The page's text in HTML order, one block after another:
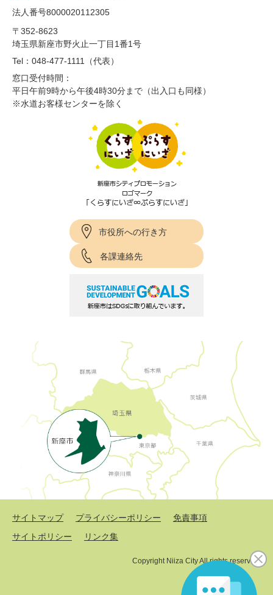
法人番号8000020112305
〒352-8623
埼玉県新座市野火止一丁目1番1号
Tel：048-477-1111（代表）
窓口受付時間：
平日午前9時から午後4時30分まで（出入口も同様）
※水道お客様センターを除く
市役所への行き方
各課連絡先
サイトマップ プライバシーポリシー
免責事項
サイトポリシー
リンク集
Copyright Niiza City All rights reserved.